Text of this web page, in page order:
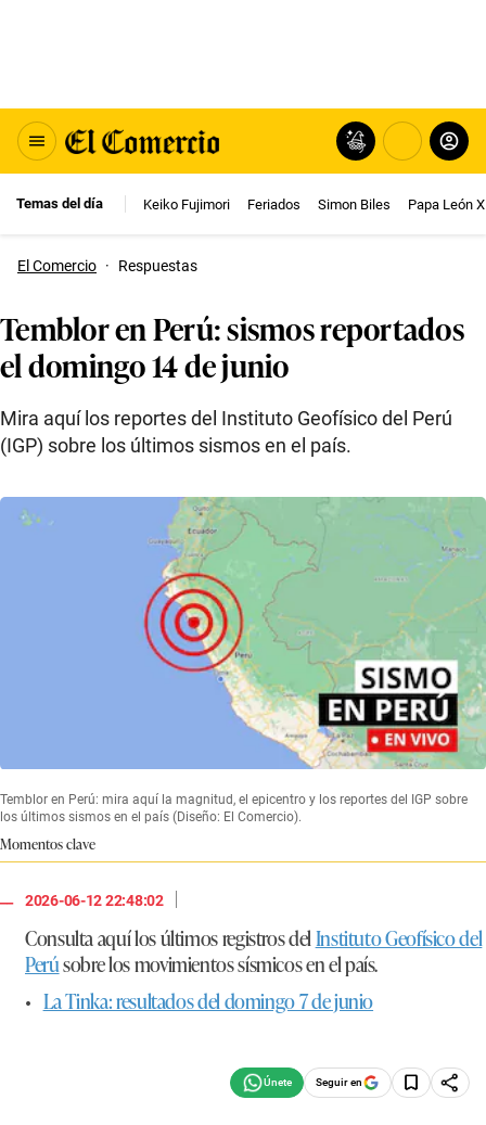
Temas del día Keiko Fujimori Feriados Simon Biles Papa León
El Comercio · Respuestas
Temblor en Perú: sismos reportados
el domingo 14 de junio
Mira aquí los reportes del Instituto Geofísico del Perú
(IGP) sobre los últimos sismos en el país.
Temblor en Perú: mira aquí la magnitud, el epicentro y los reportes del IGP sobre
los últimos sismos en el país (Diseño: El Comercio).
Momentos clave
2026-06-12 22:48:02
|
Consulta aquí los últimos registros delInstituto Geofísico del
Perúsobre los movimientos sísmicos en el país.
• La Tinka: resultados del domingo 7 de junio
Seguir en